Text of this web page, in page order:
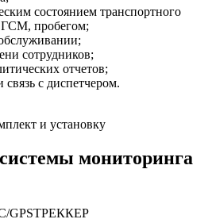
состоянием транспортного
ГСМ, пробегом;
сотрудников;
отчетов;
с диспетчером.
и установку
мониторинга